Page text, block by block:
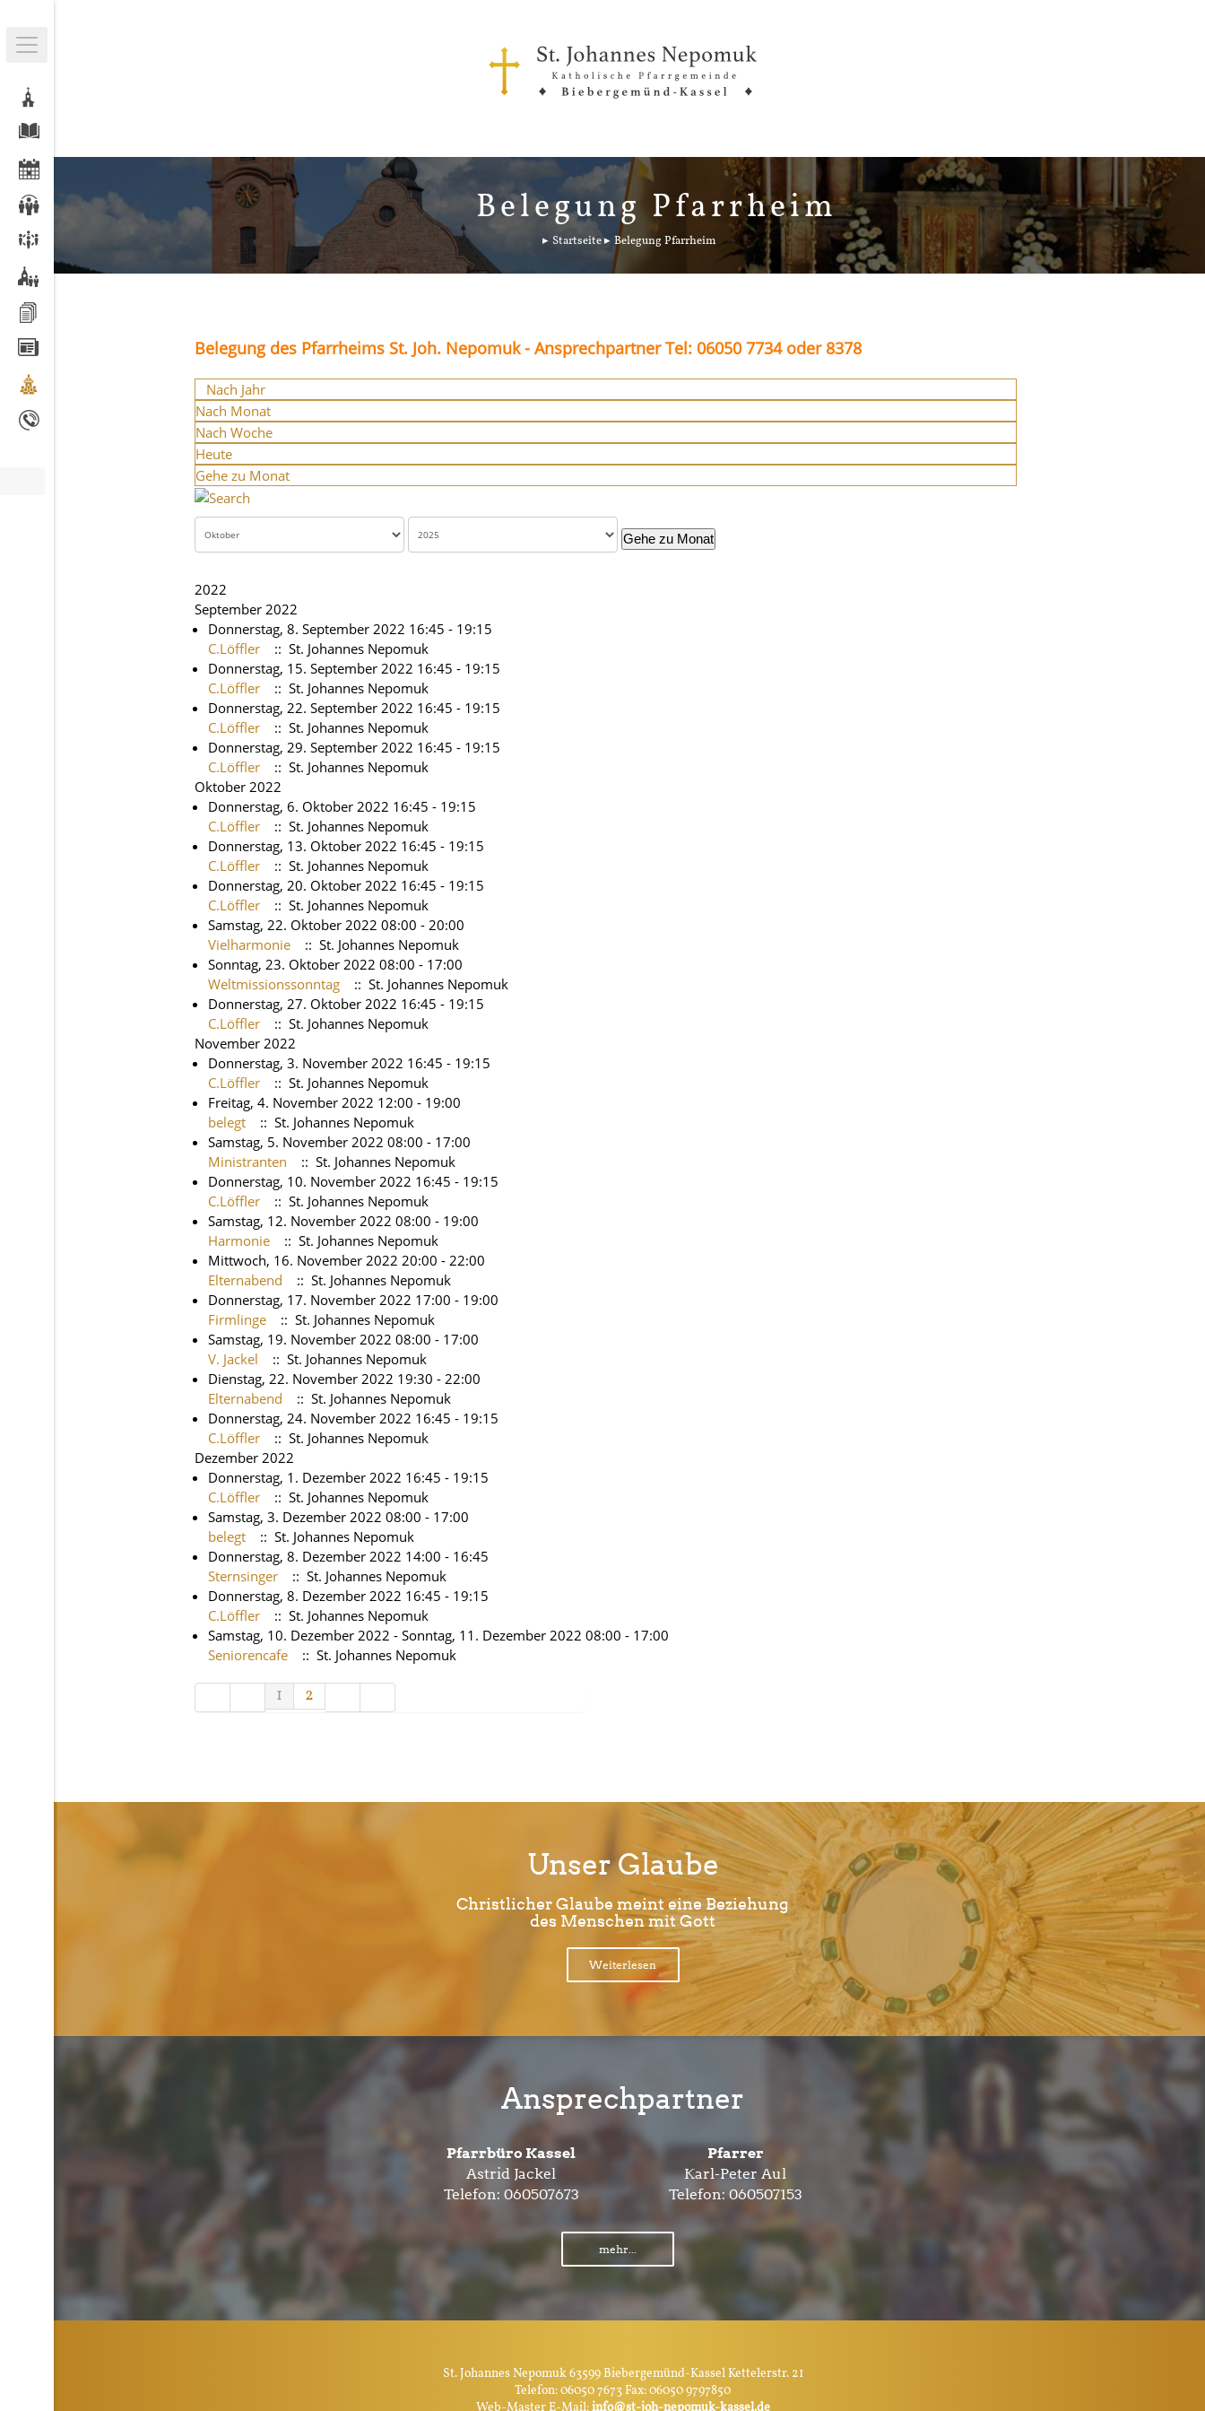
Belegung Pfarrheim
Startseite Belegung Pfarrheim
Belegung des Pfarrheims St. Joh. Nepomuk - Ansprechpartner Tel: 06050 7734 oder 8378
Nach Jahr
Nach Monat
Nach Woche
Heute
Gehe zu Monat
Gehe zu Monat
2022
September 2022
Donnerstag, 8. September 2022 16:45 - 19:15
C.Löffler
:: St. Johannes Nepomuk
Donnerstag, 15. September 2022 16:45 - 19:15
C.Löffler
:: St. Johannes Nepomuk
Donnerstag, 22. September 2022 16:45 - 19:15
C.Löffler
:: St. Johannes Nepomuk
Donnerstag, 29. September 2022 16:45 - 19:15
C.Löffler
:: St. Johannes Nepomuk
Oktober 2022
Donnerstag, 6. Oktober 2022 16:45 - 19:15
C.Löffler
:: St. Johannes Nepomuk
Donnerstag, 13. Oktober 2022 16:45 - 19:15
C.Löffler
:: St. Johannes Nepomuk
Donnerstag, 20. Oktober 2022 16:45 - 19:15
C.Löffler
:: St. Johannes Nepomuk
Samstag, 22. Oktober 2022 08:00 - 20:00
Vielharmonie
:: St. Johannes Nepomuk
Sonntag, 23. Oktober 2022 08:00 - 17:00
Weltmissionssonntag
:: St. Johannes Nepomuk
Donnerstag, 27. Oktober 2022 16:45 - 19:15
C.Löffler
:: St. Johannes Nepomuk
November 2022
Donnerstag, 3. November 2022 16:45 - 19:15
C.Löffler
:: St. Johannes Nepomuk
Freitag, 4. November 2022 12:00 - 19:00
belegt
:: St. Johannes Nepomuk
Samstag, 5. November 2022 08:00 - 17:00
Ministranten
:: St. Johannes Nepomuk
Donnerstag, 10. November 2022 16:45 - 19:15
C.Löffler
:: St. Johannes Nepomuk
Samstag, 12. November 2022 08:00 - 19:00
Harmonie
:: St. Johannes Nepomuk
Mittwoch, 16. November 2022 20:00 - 22:00
Elternabend
:: St. Johannes Nepomuk
Donnerstag, 17. November 2022 17:00 - 19:00
Firmlinge
:: St. Johannes Nepomuk
Samstag, 19. November 2022 08:00 - 17:00
V. Jackel
:: St. Johannes Nepomuk
Dienstag, 22. November 2022 19:30 - 22:00
Elternabend
:: St. Johannes Nepomuk
Donnerstag, 24. November 2022 16:45 - 19:15
C.Löffler
:: St. Johannes Nepomuk
Dezember 2022
Donnerstag, 1. Dezember 2022 16:45 - 19:15
C.Löffler
:: St. Johannes Nepomuk
Samstag, 3. Dezember 2022 08:00 - 17:00
belegt
:: St. Johannes Nepomuk
Donnerstag, 8. Dezember 2022 14:00 - 16:45
Sternsinger
:: St. Johannes Nepomuk
Donnerstag, 8. Dezember 2022 16:45 - 19:15
C.Löffler
:: St. Johannes Nepomuk
Samstag, 10. Dezember 2022 - Sonntag, 11. Dezember 2022 08:00 - 17:00
Seniorencafe
:: St. Johannes Nepomuk
Limite der Paginierungsliste
1 2
Unser Glaube
Christlicher Glaube meint eine Beziehung
des Menschen mit Gott
Weiterlesen
Ansprechpartner
Pfarrbüro Kassel
Astrid Jackel
Telefon: 060507673
Pfarrer
Karl-Peter Aul
Telefon:060507153
mehr...
St. Johannes Nepomuk 63599 Biebergemünd-Kassel Kettelerstr. 21
Telefon: 06050 7673 Fax: 06050 9797850